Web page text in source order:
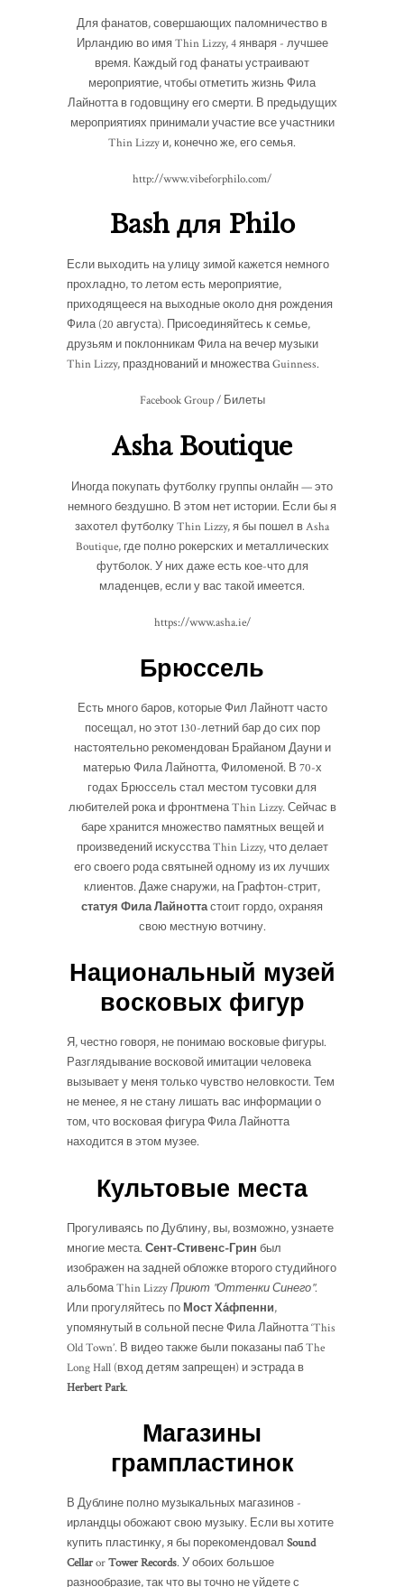
Для фанатов, совершающих паломничество в
Ирландию во имя Thin Lizzy, 4 января - лучшее
время. Каждый год фанаты устраивают
мероприятие, чтобы отметить жизнь Фила
Лайнотта в годовщину его смерти. В предыдущих
мероприятиях принимали участие все участники
Thin Lizzy и, конечно же, его семья.
http://www.vibeforphilo.com/
Bash для Philo
Если выходить на улицу зимой кажется немного
прохладно, то летом есть мероприятие,
приходящееся на выходные около дня рождения
Фила (20 августа). Присоединяйтесь к семье,
друзьям и поклонникам Фила на вечер музыки
Thin Lizzy, празднований и множества Guinness.
Facebook Group / Билеты
Asha Boutique
Иногда покупать футболку группы онлайн — это
немного бездушно. В этом нет истории. Если бы я
захотел футболку Thin Lizzy, я бы пошел в Asha
Boutique, где полно рокерских и металлических
футболок. У них даже есть кое-что для
младенцев, если у вас такой имеется.
https://www.asha.ie/
Брюссель
Есть много баров, которые Фил Лайнотт часто
посещал, но этот 130-летний бар до сих пор
настоятельно рекомендован Брайаном Дауни и
матерью Фила Лайнотта, Филоменой. В 70-х
годах Брюссель стал местом тусовки для
любителей рока и фронтмена Thin Lizzy. Сейчас в
баре хранится множество памятных вещей и
произведений искусства Thin Lizzy, что делает
его своего рода святыней одному из их лучших
клиентов. Даже снаружи, на Графтон-стрит,
статуя Фила Лайноттастоит гордо, охраняя
свою местную вотчину.
Национальный музей
восковых фигур
Я, честно говоря, не понимаю восковые фигуры.
Разглядывание восковой имитации человека
вызывает у меня только чувство неловкости. Тем
не менее, я не стану лишать вас информации о
том, что восковая фигура Фила Лайнотта
находится в этом музее.
Культовые места
Прогуливаясь по Дублину, вы, возможно, узнаете
многие места. Сент-Стивенс-Грин был
изображен на задней обложке второго студийного
альбома Thin LizzyПриют "Оттенки Синего".
Или прогуляйтесь по Мост Ха́фпенни,
упомянутый в сольной песне Фила Лайнотта ‘This
Old Town’. В видео также были показаны паб The
Long Hall (вход детям запрещен) и эстрада в
Herbert Park.
Магазины
грампластинок
В Дублине полно музыкальных магазинов -
ирландцы обожают свою музыку. Если вы хотите
купить пластинку, я бы порекомендовал Sound
CellarorTower Records. У обоих большое
разнообразие, так что вы точно не уйдете с